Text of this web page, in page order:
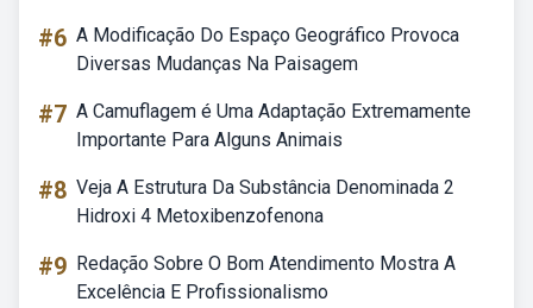
#6 A Modificação Do Espaço Geográfico Provoca
Diversas Mudanças Na Paisagem
#7 A Camuflagem é Uma Adaptação Extremamente
Importante Para Alguns Animais
#8 Veja A Estrutura Da Substância Denominada 2
Hidroxi 4 Metoxibenzofenona
#9 Redação Sobre O Bom Atendimento Mostra A
Excelência E Profissionalismo